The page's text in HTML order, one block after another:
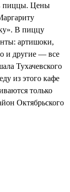
пиццы. Цены
В пиццу
артишоки,
и другие — все
Тухачевского
из этого кафе
только
Октябрьского